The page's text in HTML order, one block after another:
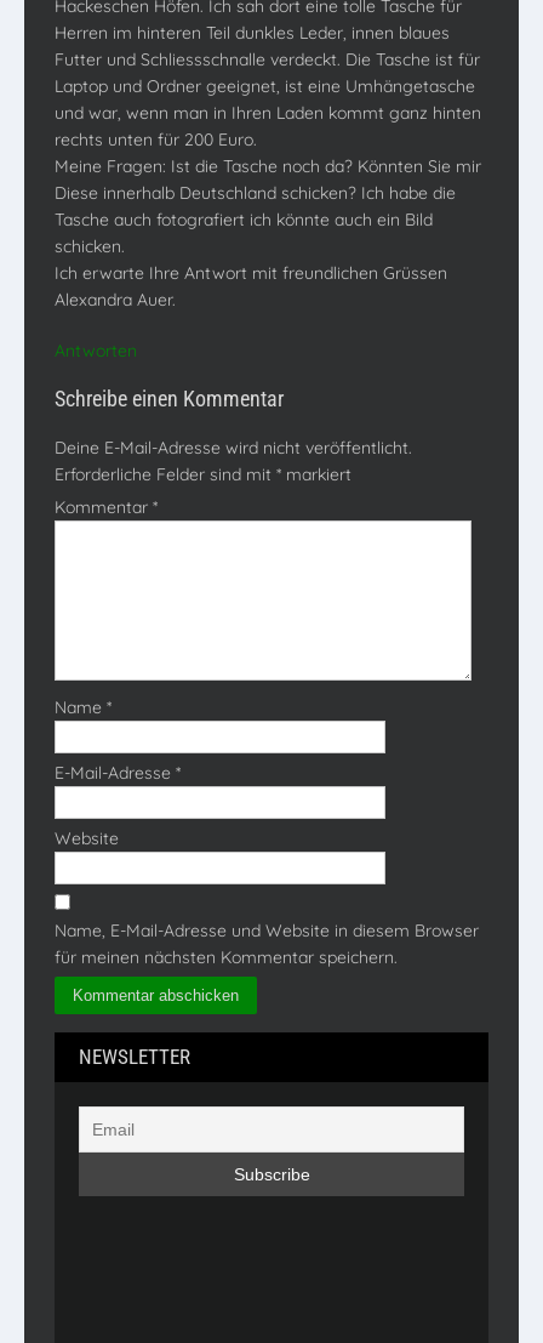
Hackeschen Höfen. Ich sah dort eine tolle Tasche für
Herren im hinteren Teil dunkles Leder, innen blaues
Futter und Schliessschnalle verdeckt. Die Tasche ist für
Laptop und Ordner geeignet, ist eine Umhängetasche
und war, wenn man in Ihren Laden kommt ganz hinten
rechts unten für 200 Euro.
Meine Fragen: Ist die Tasche noch da? Könnten Sie mir
Diese innerhalb Deutschland schicken? Ich habe die
Tasche auch fotografiert ich könnte auch ein Bild
schicken.
Ich erwarte Ihre Antwort mit freundlichen Grüssen
Alexandra Auer.
Antworten
Schreibe einen Kommentar
Deine E-Mail-Adresse wird nicht veröffentlicht.
Erforderliche Felder sind mit * markiert
Kommentar *
Name *
E-Mail-Adresse *
Website
Name, E-Mail-Adresse und Website in diesem Browser
für meinen nächsten Kommentar speichern.
NEWSLETTER